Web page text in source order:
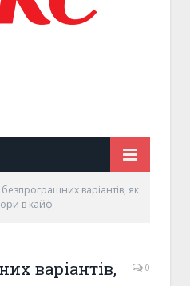
варіантів, як
в кайф
варіантів,
0